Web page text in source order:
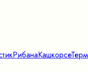
РибанаКашкорсе